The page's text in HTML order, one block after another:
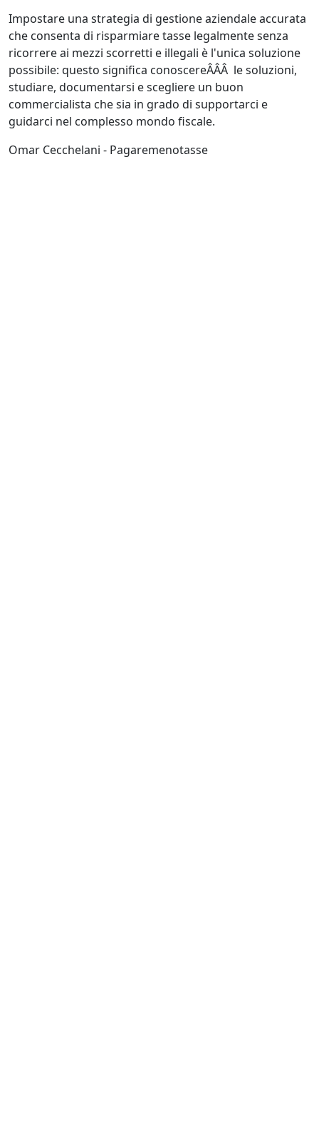
Impostare una strategia di gestione aziendale accurata
che consenta di risparmiare tasse legalmente senza
ricorrere ai mezzi scorretti e illegali è l'unica soluzione
possibile: questo significa conoscereÂÂÂ le soluzioni,
studiare, documentarsi e scegliere un buon
commercialista che sia in grado di supportarci e
guidarci nel complesso mondo fiscale.
Omar Cecchelani - Pagaremenotasse